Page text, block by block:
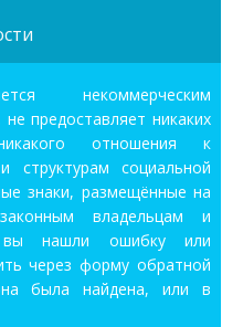
некоммерческим
предоставляет никаких
отношения к
структурам социальной
знаки, размещённые на
владельцам и
вы нашли ошибку или
через форму обратной
была найдена, или в